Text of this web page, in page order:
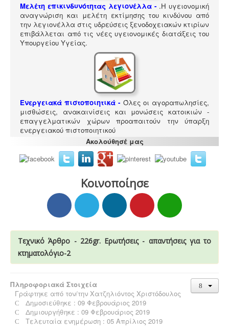
Μελέτη επικινδυνότητας λεγιονέλλα - .Η υγειονομική
αναγνώριση και μελέτη εκτίμησης του κινδύνου από
την λεγιονέλλα στις υδρεύσεις ξενοδοχειακών κτιρίων
επιβάλλεται από τις νέες υγειονομικές διατάξεις του
Υπουργείου Υγείας.
Ενεργειακά πιστοποιητικά - Όλες οι αγοραπωλησίες,
μισθώσεις, ανακαινίσεις και μονώσεις κατοικιών -
επαγγελματικών χώρων προαπαιτούν την ύπαρξη
ενεργειακού πιστοποιητικού
Τακτοποίηση εξ αδιαιρέτου εκτός σχεδίου -
Σύμφωνα
με τις από 12-06-2018 νέες διατάξεις του νόμου
προχωρήσουν σε σύσταση διαίρεσης ιδιοκτησίας
κατόπιν αγωγής στο πρωτοδικείο από το 65% των
συνιδιοκτητών..
Συλλογή και μεταφορά αποβλήτων -
δραστηριότητα συλλογής και μεταφοράς μη
επικίνδυνων αποβλήτων ασκείται μετά από την έκδοση
Ακολούθησέ μας
Κοινοποίησε
Τεχνικό Άρθρο - 226gr. Ερωτήσεις - απαντήσεις για το
κτηματολόγιο-2
Πληροφοριακά Στοιχεία
Γράφτηκε από τον/την Χατζηλιόντος Χριστόδουλος
Δημοσιεύθηκε : 09 Φεβρουάριος 2019
Δημιουργήθηκε : 09 Φεβρουάριος 2019
Τελευταία ενημέρωση : 05 Απρίλιος 2019